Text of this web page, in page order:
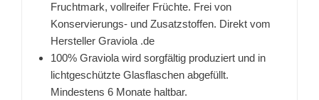
Fruchtmark, vollreifer Früchte. Frei von
Konservierungs- und Zusatzstoffen. Direkt vom
Hersteller Graviola .de
100% Graviola wird sorgfältig produziert und in
lichtgeschützte Glasflaschen abgefüllt.
Mindestens 6 Monate haltbar.